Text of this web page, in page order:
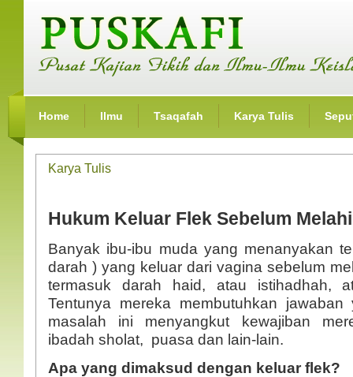
Home Ilmu Tsaqafah Karya Tulis
Karya Tulis
Hukum Keluar Flek Sebelum
Banyak ibu-ibu muda yang menanyakan
darah ) yang keluar dari vagina sebelum
termasuk darah haid, atau istihadhah,
Tentunya mereka membutuhkan
masalah ini menyangkut kewajiban
ibadah sholat, puasa dan lain-lain.
Apa yang dimaksud dengan keluar flek?